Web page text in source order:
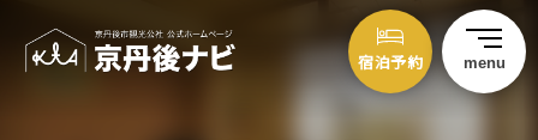
宿泊予約 menu